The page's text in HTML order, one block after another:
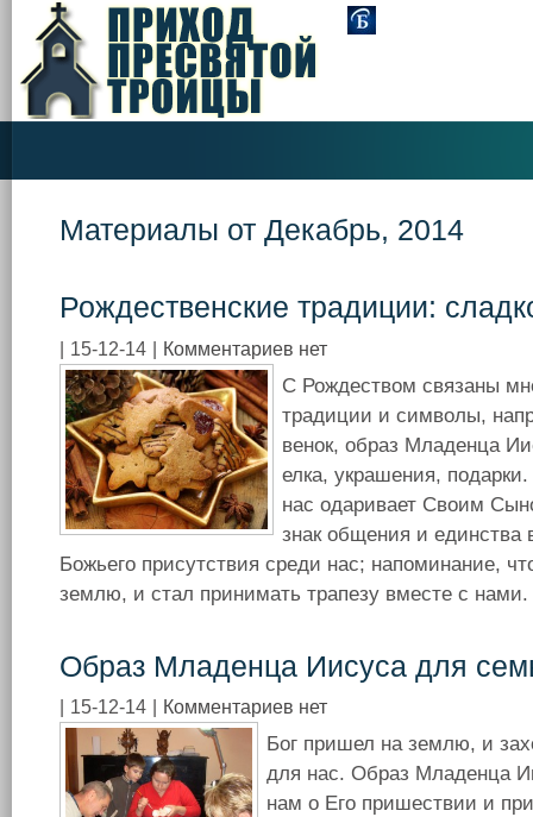
Материалы от Декабрь, 2014
Рождественские традиции:
15-12-14 Комментариев нет
С Рождеством связаны
традиции и символы,
венок, образ Младенца
елка, украшения,
нас одаривает Своим
знак общения и
Божьего присутствия среди нас; напоминание,
землю, и стал принимать трапезу вместе с
Образ Младенца Иисуса для
15-12-14 Комментариев нет
Бог пришел на землю, и
для нас. Образ Младенца
нам о Его пришествии и